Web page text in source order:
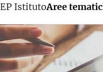
IstitutoAree